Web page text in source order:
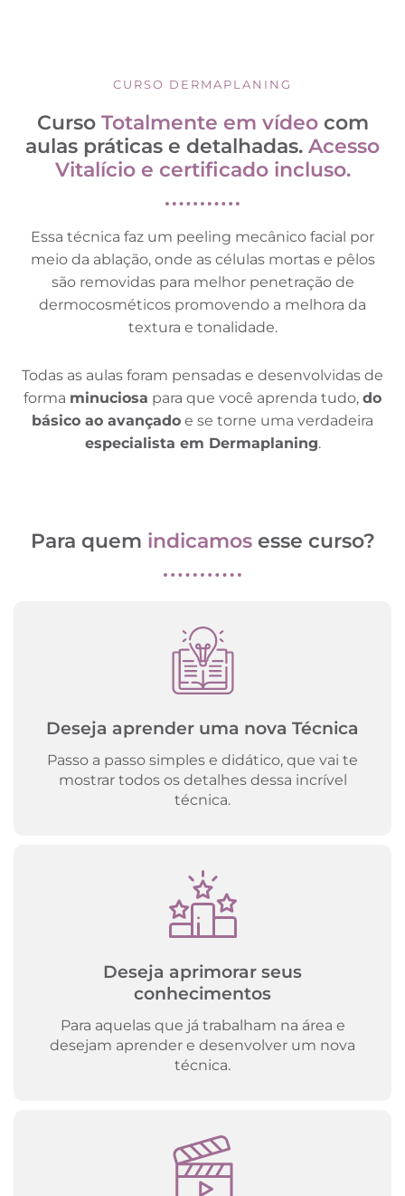
CURSO DERMAPLANING
Curso Totalmente em vídeocom
aulas práticas e detalhadas. Acesso
Vitalício e certificado incluso.
Essa técnica faz um peeling mecânico facial por
meio da ablação, onde as células mortas e pêlos
são removidas para melhor penetração de
dermocosméticos promovendo a melhora da
textura e tonalidade.
Todas as aulas foram pensadas e desenvolvidas de
forma minuciosa para que você aprenda tudo, do
básico ao avançado e se torne uma verdadeira
especialista em Dermaplaning.
Para quem indicamosesse curso?
Deseja aprender uma nova Técnica
Passo a passo simples e didático, que vai te
mostrar todos os detalhes dessa incrível
técnica.
Deseja aprimorar seus
conhecimentos
Para aquelas que já trabalham na área e
desejam aprender e desenvolver um nova
técnica.